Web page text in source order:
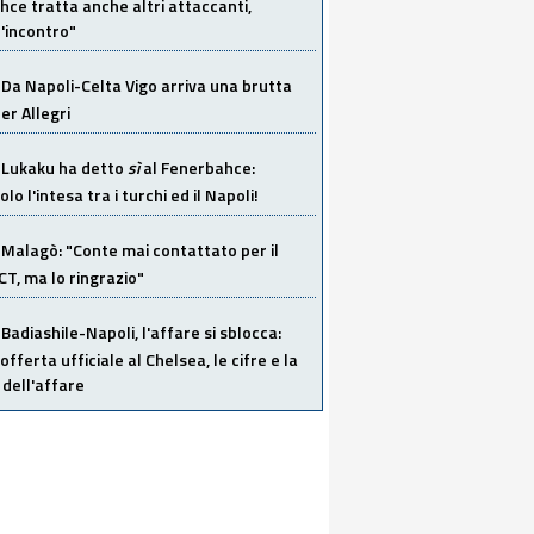
tratta anche altri attaccanti,
Da Napoli-Celta Vigo arriva una brutta
Allegri
Lukaku ha dettosìal Fenerbahce:
l'intesa tra i turchi ed il Napoli!
Malagò: "Conte mai contattato per il
ma lo ringrazio"
Badiashile-Napoli, l'affare si sblocca:
ufficiale al Chelsea, le cifre e la